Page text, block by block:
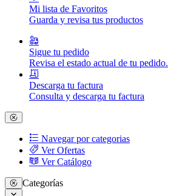
Mi lista de Favoritos
Guarda y revisa tus productos
Sigue tu pedido
Revisa el estado actual de tu pedido.
Descarga tu factura
Consulta y descarga tu factura
Navegar por categorias
Ver Ofertas
Ver Catálogo
Categorías